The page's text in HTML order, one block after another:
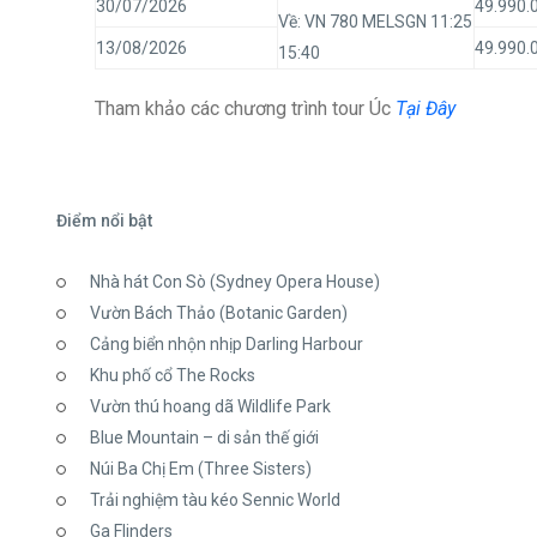
Về: VN 780 MELSGN 11:25
15:40
30/07/2026
13/08/2026
Tham khảo các chương trình tour Úc Tại Đây
Điểm nổi bật
Nhà hát Con Sò (Sydney Opera House)
Vườn Bách Thảo (Botanic Garden)
Cảng biển nhộn nhịp Darling Harbour
Khu phố cổ The Rocks
Vườn thú hoang dã Wildlife Park
Blue Mountain – di sản thế giới
Núi Ba Chị Em (Three Sisters)
Trải nghiệm tàu kéo Sennic World
Ga Flinders